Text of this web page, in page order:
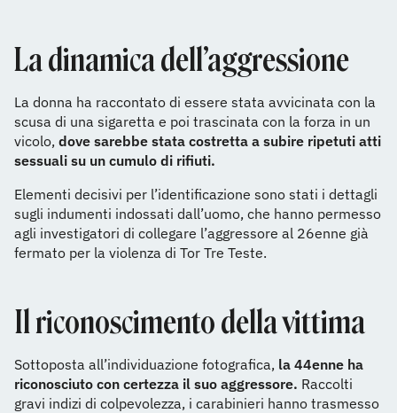
La dinamica dell’aggressione
La donna ha raccontato di essere stata avvicinata con la
scusa di una sigaretta e poi trascinata con la forza in un
vicolo, dove sarebbe stata costretta a subire ripetuti atti
sessuali su un cumulo di rifiuti.
Elementi decisivi per l’identificazione sono stati i dettagli
sugli indumenti indossati dall’uomo, che hanno permesso
agli investigatori di collegare l’aggressore al 26enne già
fermato per la violenza di Tor Tre Teste.
Il riconoscimento della vittima
Sottoposta all’individuazione fotografica, la 44enne ha
riconosciuto con certezza il suo aggressore. Raccolti
gravi indizi di colpevolezza, i carabinieri hanno trasmesso